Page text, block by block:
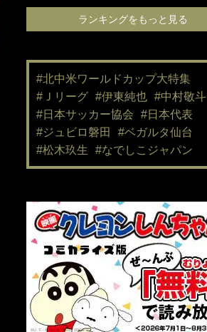
ランキングをもっと見る
#北中米ワールドカップ大特集
#Ｊリーグ #伊東純也 #中村敬斗
#日本サッカー協会
#日本代表
#ジュビロ磐田
#ベガルタ仙台
#松木玖生
#なでしこジャパン